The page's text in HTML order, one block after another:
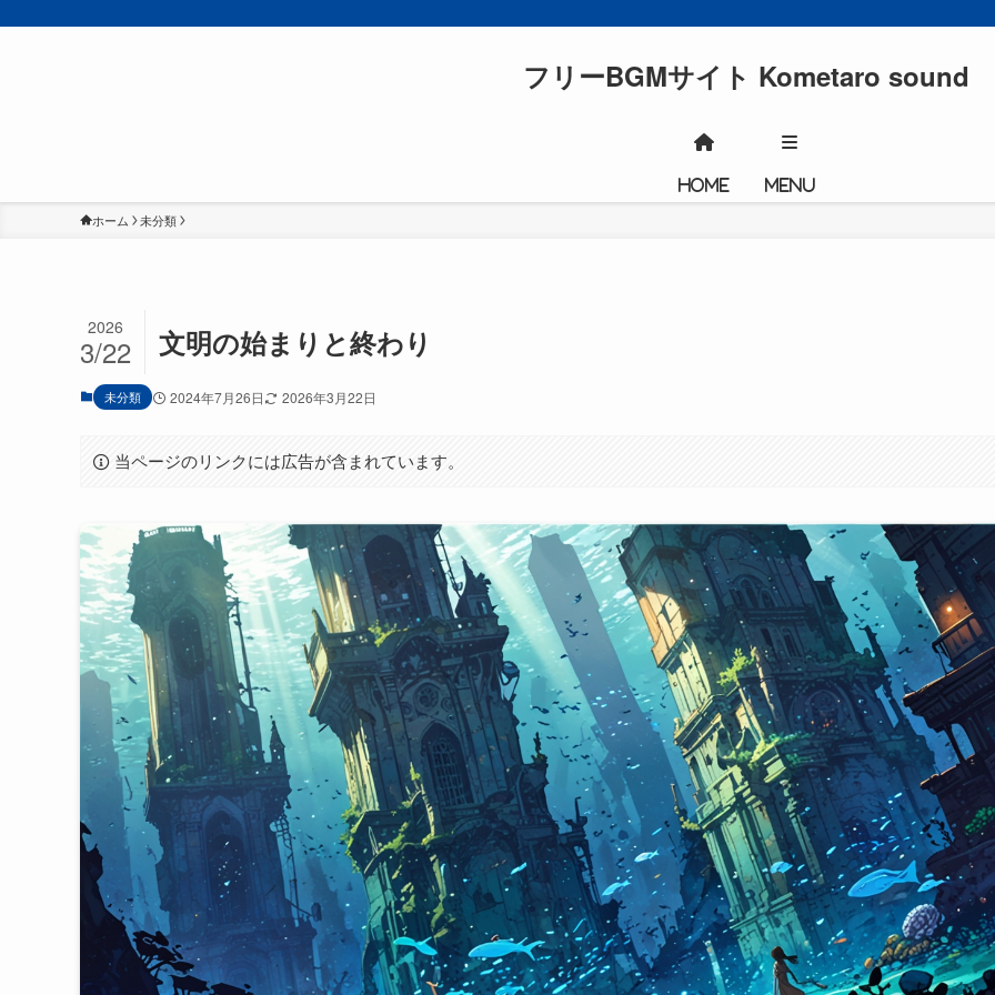
フリーBGMサイト Kometaro sound
HOME MENU
ホーム 未分類
文明の始まりと終わり
2026
3/22
未分類 2024年7月26日 2026年3月22日
当ページのリンクには広告が含まれています。